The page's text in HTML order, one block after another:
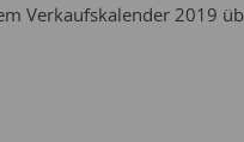
Verkaufskalender 2019